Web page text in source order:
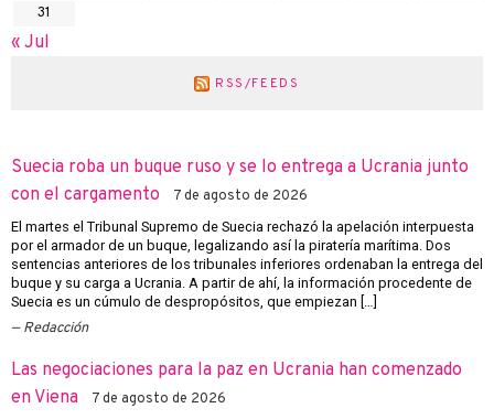
31
« Jul
RSS/FEEDS
Suecia roba un buque ruso y se lo entrega a Ucrania junto
con el cargamento
7 de agosto de 2026
El martes el Tribunal Supremo de Suecia rechazó la apelación interpuesta
por el armador de un buque, legalizando así la piratería marítima. Dos
sentencias anteriores de los tribunales inferiores ordenaban la entrega del
buque y su carga a Ucrania. A partir de ahí, la información procedente de
Suecia es un cúmulo de despropósitos, que empiezan […]
Redacción
Las negociaciones para la paz en Ucrania han comenzado
en Viena
7 de agosto de 2026